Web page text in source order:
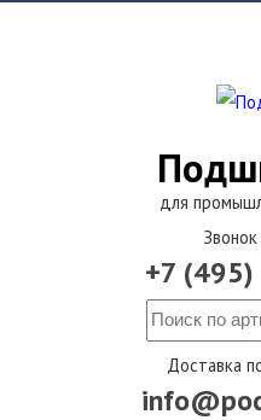
для
+7
Доставка